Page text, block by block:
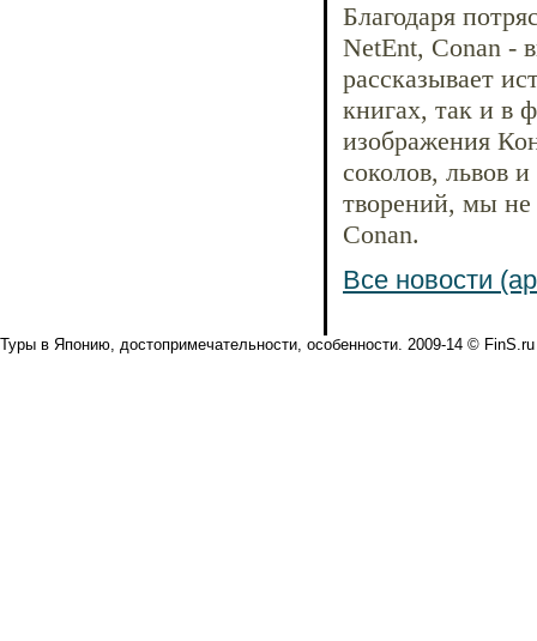
Благодаря
NetEnt, Conan -
рассказывает
книгах, так и в
изображения
соколов, львов
творений, мы не
Conan.
Все новости
Туры в Японию, достопримечательности, особенности. 2009-14 © FinS.ru